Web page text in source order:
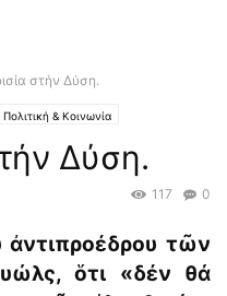
στήν Δύση.
Πολιτική & Κοινωνία
Δύση.
0
117
ἀντιπροέδρου τῶν
ὅτι «δέν θά